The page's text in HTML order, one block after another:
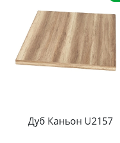
Дуб Каньон U2157